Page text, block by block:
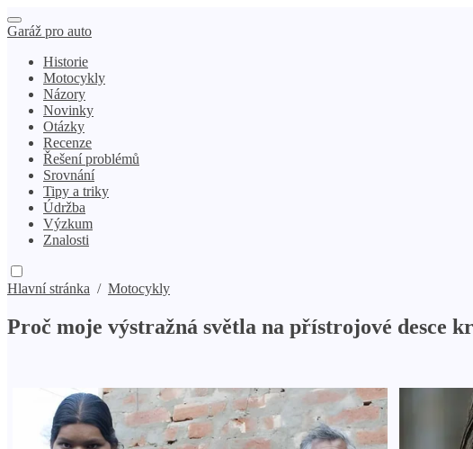
Garáž pro auto
Historie
Motocykly
Názory
Novinky
Otázky
Recenze
Řešení problémů
Srovnání
Tipy a triky
Údržba
Výzkum
Znalosti
Hlavní stránka / Motocykly
Proč moje výstražná světla na přístrojové desce